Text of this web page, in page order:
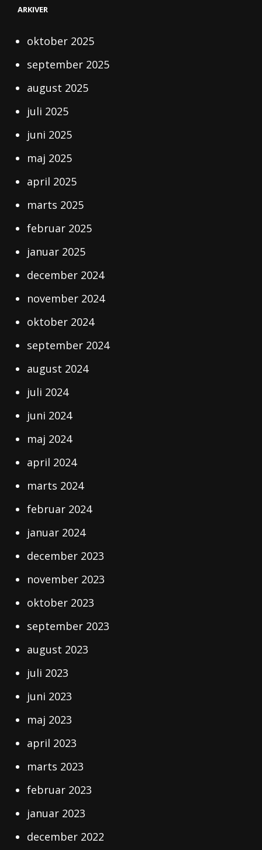
ARKIVER
oktober 2025
september 2025
august 2025
juli 2025
juni 2025
maj 2025
april 2025
marts 2025
februar 2025
januar 2025
december 2024
november 2024
oktober 2024
september 2024
august 2024
juli 2024
juni 2024
maj 2024
april 2024
marts 2024
februar 2024
januar 2024
december 2023
november 2023
oktober 2023
september 2023
august 2023
juli 2023
juni 2023
maj 2023
april 2023
marts 2023
februar 2023
januar 2023
december 2022